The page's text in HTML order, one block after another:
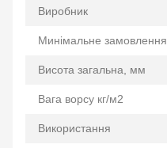
Виробник
Минімальне замовлення
Висота загальна, мм
Вага ворсу кг/м2
Використання